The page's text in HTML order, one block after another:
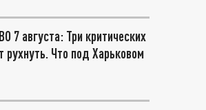
7 августа: Три критических
рухнуть. Что под Харьковом